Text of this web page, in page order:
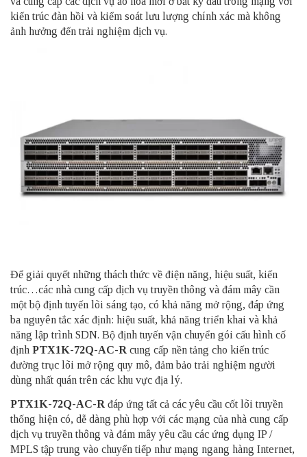
kiến trúc đàn hồi và kiểm soát lưu lượng chính xác mà không
ảnh hưởng đến trải nghiệm dịch vụ.
Để giải quyết những thách thức về điện năng, hiệu suất, kiến
trúc…các nhà cung cấp dịch vụ truyền thông và đám mây cần
một bộ định tuyến lõi sáng tạo, có khả năng mở rộng, đáp ứng
ba nguyên tắc xác định: hiệu suất, khả năng triển khai và khả
năng lập trình SDN. Bộ định tuyến vận chuyển gói cấu hình cố
định PTX1K-72Q-AC-R cung cấp nền tảng cho kiến trúc
đường trục lõi mở rộng quy mô, đảm bảo trải nghiệm người
dùng nhất quán trên các khu vực địa lý.
PTX1K-72Q-AC-R đáp ứng tất cả các yêu cầu cốt lõi truyền
thống hiện có, dễ dàng phù hợp với các mạng của nhà cung cấp
dịch vụ truyền thông và đám mây yêu cầu các ứng dụng IP /
MPLS tập trung vào chuyển tiếp như mạng ngang hàng Internet,